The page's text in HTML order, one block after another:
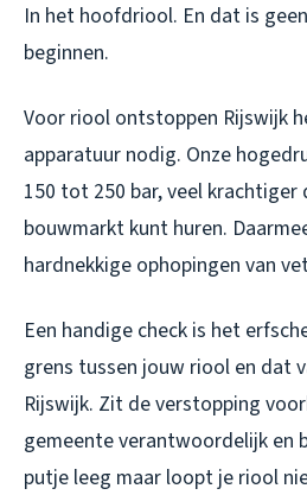
In het hoofdriool. En dat is
beginnen.
Voor riool ontstoppen Rijswijk
apparatuur nodig. Onze
150 tot 250 bar, veel krachtiger
bouwmarkt kunt huren.
hardnekkige ophopingen van
Een handige check is het
grens tussen jouw riool en dat
Rijswijk. Zit de verstopping
gemeente verantwoordelijk en
putje leeg maar loopt je riool